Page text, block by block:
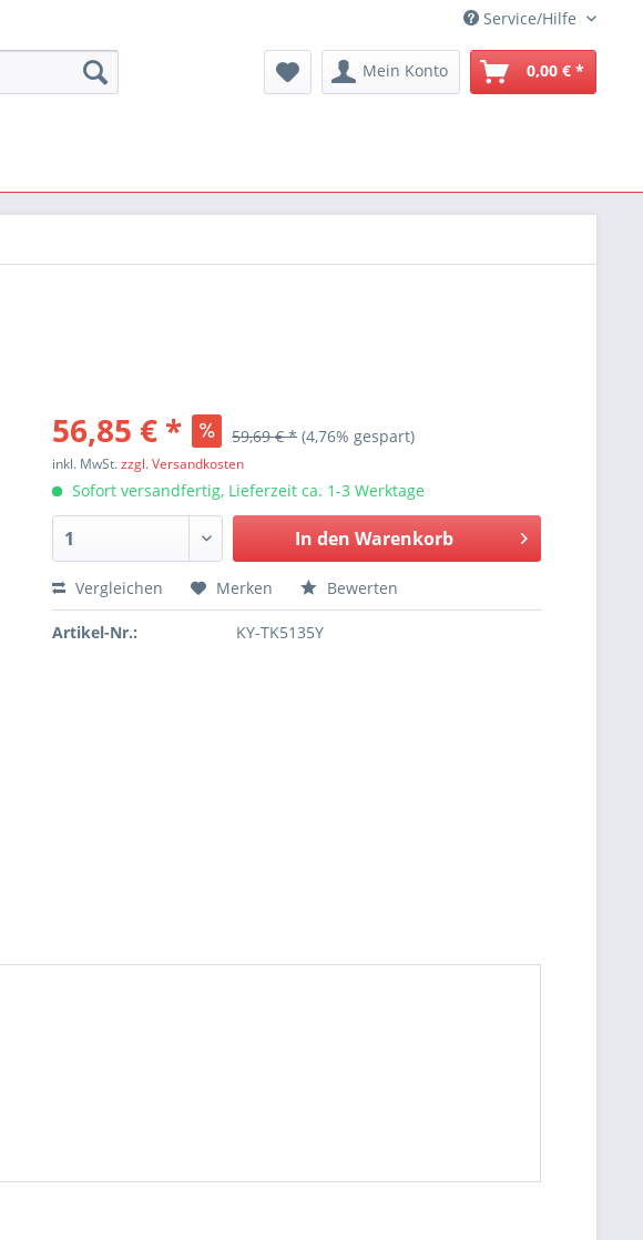
Service/Hilfe
Mein Konto 0,00 € *
56,85 € * 59,69 € * (4,76% gespart)
inkl. MwSt.zzgl. Versandkosten
Sofort versandfertig, Lieferzeit ca. 1-3 Werktage
In den Warenkorb
Vergleichen Merken Bewerten
Artikel-Nr.: KY-TK5135Y